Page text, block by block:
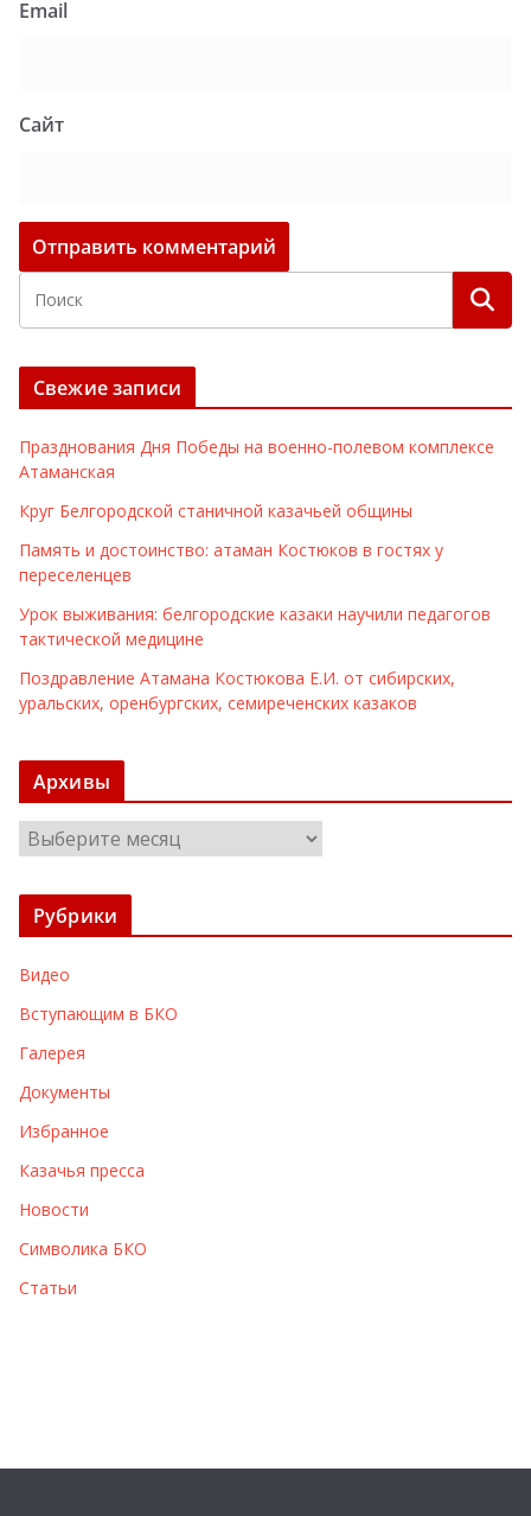
Email
Сайт
Свежие записи
Празднования Дня Победы на военно-полевом комплексе
Атаманская
Круг Белгородской станичной казачьей общины
Память и достоинство: атаман Костюков в гостях у
переселенцев
Урок выживания: белгородские казаки научили педагогов
тактической медицине
Поздравление Атамана Костюкова Е.И. от сибирских,
уральских, оренбургских, семиреченских казаков
Архивы
х
ы
Рубрики
Видео
Вступающим в БКО
Галерея
Документы
Избранное
Казачья пресса
Новости
Символика БКО
Статьи